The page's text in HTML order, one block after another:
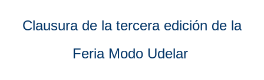
Clausura de la tercera edición de la
Feria Modo Udelar